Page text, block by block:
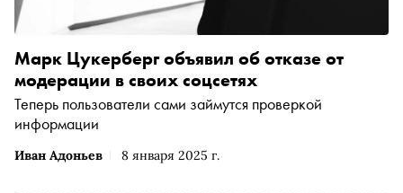
Иван Адоньев 8 января 2025 г.
Марк Цукерберг объявил об отказе от
модерации в своих соцсетях
Теперь пользователи сами займутся проверкой
информации